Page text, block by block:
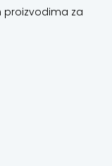
proizvodima za